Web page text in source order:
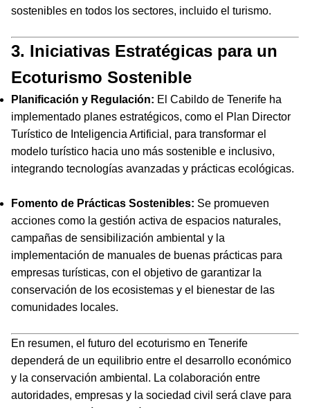
sostenibles en todos los sectores, incluido el turismo.
3. Iniciativas Estratégicas para un
Ecoturismo Sostenible
Planificación y Regulación: El Cabildo de Tenerife ha
implementado planes estratégicos, como el Plan Director
Turístico de Inteligencia Artificial, para transformar el
modelo turístico hacia uno más sostenible e inclusivo,
integrando tecnologías avanzadas y prácticas ecológicas.
Fomento de Prácticas Sostenibles: Se promueven
acciones como la gestión activa de espacios naturales,
campañas de sensibilización ambiental y la
implementación de manuales de buenas prácticas para
empresas turísticas, con el objetivo de garantizar la
conservación de los ecosistemas y el bienestar de las
comunidades locales.
En resumen, el futuro del ecoturismo en Tenerife
dependerá de un equilibrio entre el desarrollo económico
y la conservación ambiental. La colaboración entre
autoridades, empresas y la sociedad civil será clave para